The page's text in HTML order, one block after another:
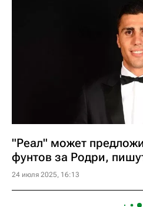
"Реал" может
фунтов за Родри,
24 июля 2025, 16:13